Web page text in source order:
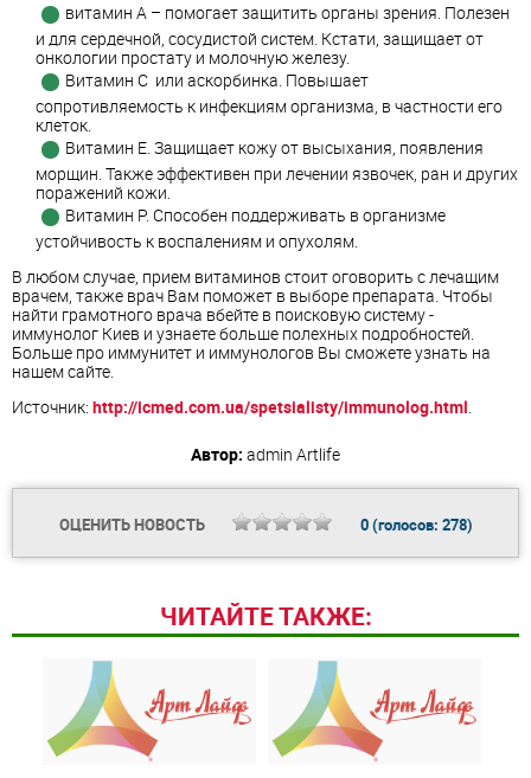
витамин А – помогает защитить органы зрения. Полезен
и для сердечной, сосудистой систем. Кстати, защищает от
онкологии простату и молочную железу.
Витамин С или аскорбинка. Повышает
сопротивляемость к инфекциям организма, в частности его
клеток.
Витамин Е. Защищает кожу от высыхания, появления
морщин. Также эффективен при лечении язвочек, ран и других
поражений кожи.
Витамин Р. Способен поддерживать в организме
устойчивость к воспалениям и опухолям.
В любом случае, прием витаминов стоит оговорить с лечащим
врачем, также врач Вам поможет в выборе препарата. Чтобы
найти грамотного врача вбейте в поисковую систему -
иммунолог Киев и узнаете больше полехных подробностей.
Больше про иммунитет и иммунологов Вы сможете узнать на
нашем сайте.
Источник: http://icmed.com.ua/spetsialisty/immunolog.html.
Автор: admin Artlife
ОЦЕНИТЬ НОВОСТЬ 0(голосов: 278)
ЧИТАЙТЕ ТАКЖЕ: